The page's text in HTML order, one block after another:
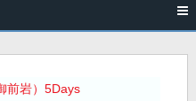
前岩）5Days